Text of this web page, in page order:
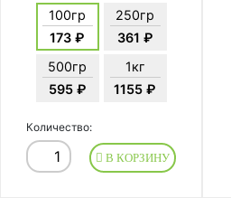
100гр
173 ₽
250гр
361 ₽
500гр
595 ₽
1кг
1155 ₽
Количество:
В КОРЗИНУ